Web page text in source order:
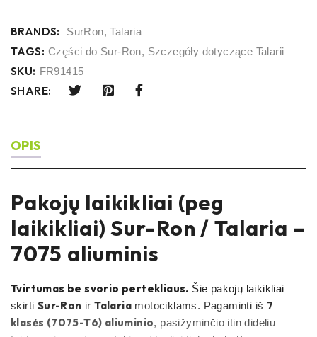
BRANDS: SurRon,Talaria
TAGS: Części do Sur-Ron, Szczegóły dotyczące Talarii
SKU: FR91415
SHARE:
OPIS
Pakojų laikikliai (peg
laikikliai) Sur-Ron / Talaria –
7075 aliuminis
Tvirtumas be svorio pertekliaus. Šie pakojų laikikliai
skirti Sur-Ron irTalaria motociklams. Pagaminti iš 7
klasės (7075-T6) aliuminio, pasižyminčio itin dideliu